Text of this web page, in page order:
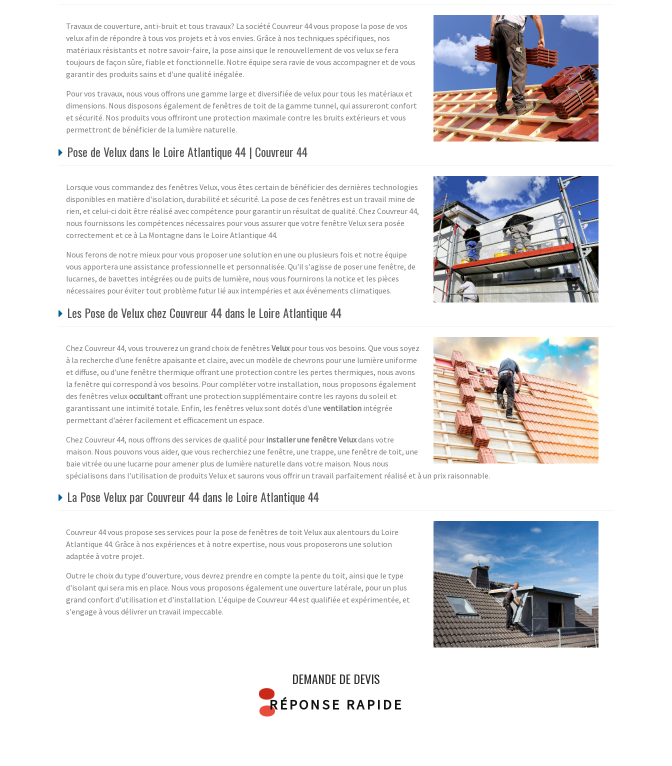
Travaux de couverture, anti-bruit et tous travaux? La société Couvreur 44 vous propose la pose de vos
velux afin de répondre à tous vos projets et à vos envies. Grâce à nos techniques spécifiques, nos
matériaux résistants et notre savoir-faire, la pose ainsi que le renouvellement de vos velux se fera
toujours de façon sûre, fiable et fonctionnelle. Notre équipe sera ravie de vous accompagner et de vous
garantir des produits sains et d'une qualité inégalée.
Pour vos travaux, nous vous offrons une gamme large et diversifiée de velux pour tous les matériaux et
dimensions. Nous disposons également de fenêtres de toit de la gamme tunnel, qui assureront confort
et sécurité. Nos produits vous offriront une protection maximale contre les bruits extérieurs et vous
permettront de bénéficier de la lumière naturelle.
Pose de Velux dans le Loire Atlantique 44 | Couvreur 44
Lorsque vous commandez des fenêtres Velux, vous êtes certain de bénéficier des dernières technologies
disponibles en matière d'isolation, durabilité et sécurité. La pose de ces fenêtres est un travail mine de
rien, et celui-ci doit être réalisé avec compétence pour garantir un résultat de qualité. Chez Couvreur 44,
nous fournissons les compétences nécessaires pour vous assurer que votre fenêtre Velux sera posée
correctement et ce à La Montagne dans le Loire Atlantique 44.
Nous ferons de notre mieux pour vous proposer une solution en une ou plusieurs fois et notre équipe
vous apportera une assistance professionnelle et personnalisée. Qu'il s'agisse de poser une fenêtre, de
lucarnes, de bavettes intégrées ou de puits de lumière, nous vous fournirons la notice et les pièces
nécessaires pour éviter tout problème futur lié aux intempéries et aux événements climatiques.
Les Pose de Velux chez Couvreur 44 dans le Loire Atlantique 44
Chez Couvreur 44, vous trouverez un grand choix de fenêtres Veluxpour tous vos besoins. Que vous soyez
à la recherche d'une fenêtre apaisante et claire, avec un modèle de chevrons pour une lumière uniforme
et diffuse, ou d'une fenêtre thermique offrant une protection contre les pertes thermiques, nous avons
la fenêtre qui correspond à vos besoins. Pour compléter votre installation, nous proposons également
des fenêtres veluxoccultantoffrant une protection supplémentaire contre les rayons du soleil et
garantissant une intimité totale. Enfin, les fenêtres velux sont dotés d'une ventilation intégrée
permettant d'aérer facilement et efficacement un espace.
Chez Couvreur 44, nous offrons des services de qualité pour installer une fenêtre Veluxdans votre
maison. Nous pouvons vous aider, que vous recherchiez une fenêtre, une trappe, une fenêtre de toit, une
baie vitrée ou une lucarne pour amener plus de lumière naturelle dans votre maison. Nous nous
spécialisons dans l'utilisation de produits Velux et saurons vous offrir un travail parfaitement réalisé et à un prix raisonnable.
La Pose Velux par Couvreur 44 dans le Loire Atlantique 44
Couvreur 44 vous propose ses services pour la pose de fenêtres de toit Velux aux alentours du Loire
Atlantique 44. Grâce à nos expériences et à notre expertise, nous vous proposerons une solution
adaptée à votre projet.
Outre le choix du type d'ouverture, vous devrez prendre en compte la pente du toit, ainsi que le type
d'isolant qui sera mis en place. Nous vous proposons également une ouverture latérale, pour un plus
grand confort d'utilisation et d'installation. L'équipe de Couvreur 44 est qualifiée et expérimentée, et
s'engage à vous délivrer un travail impeccable.
DEMANDE DE DEVIS
RÉPONSE RAPIDE